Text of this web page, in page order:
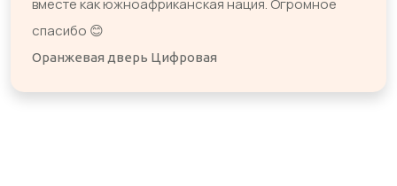
вместе как южноафриканская нация. Огромное
спасибо 😊
Оранжевая дверь Цифровая